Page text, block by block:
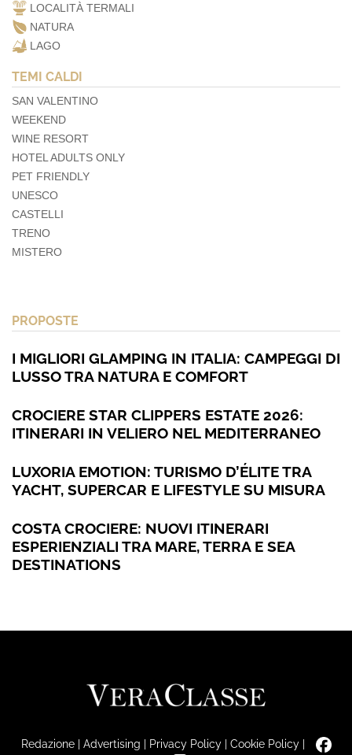
LOCALITÀ TERMALI
NATURA
LAGO
TEMI CALDI
SAN VALENTINO
WEEKEND
WINE RESORT
HOTEL ADULTS ONLY
PET FRIENDLY
UNESCO
CASTELLI
TRENO
MISTERO
PROPOSTE
I MIGLIORI GLAMPING IN ITALIA: CAMPEGGI DI
LUSSO TRA NATURA E COMFORT
CROCIERE STAR CLIPPERS ESTATE 2026:
ITINERARI IN VELIERO NEL MEDITERRANEO
LUXORIA EMOTION: TURISMO D’ÉLITE TRA
YACHT, SUPERCAR E LIFESTYLE SU MISURA
COSTA CROCIERE: NUOVI ITINERARI
ESPERIENZIALI TRA MARE, TERRA E SEA
DESTINATIONS
Redazione| Advertising | Privacy Policy| Cookie Policy|